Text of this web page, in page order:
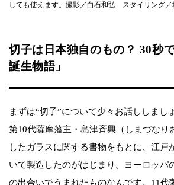
しても使えます。撮影／白石和弘 スタイリング／
切子は日本独自のもの？ 30秒
誕生物語」
まずは“切子”について少々お話ししまし
第10代薩摩藩主・島津斉興（しまづなり
したガラスに関する書物をもとに、江戸
いて製造したのがはじまり。ヨーロッパ
の出合いでうまれたものなんです。11代